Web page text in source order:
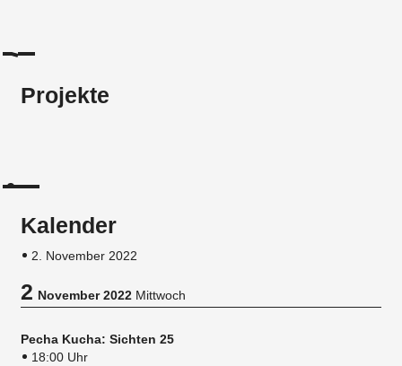
Projekte
Kalender
2. November 2022
2November 2022 Mittwoch
Pecha Kucha: Sichten 25
18:00 Uhr